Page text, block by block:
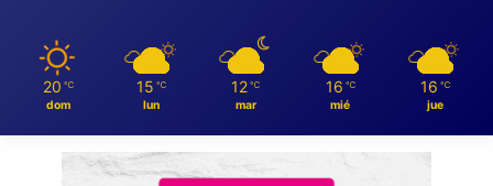
20 ℃
dom
15 ℃
lun
12 ℃
mar
16 ℃
mié
16 ℃
jue